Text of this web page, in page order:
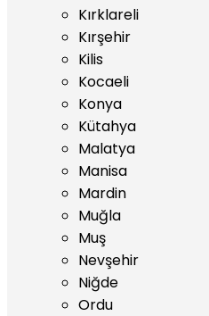
Kırklareli
Kırşehir
Kilis
Kocaeli
Konya
Kütahya
Malatya
Manisa
Mardin
Muğla
Muş
Nevşehir
Niğde
Ordu